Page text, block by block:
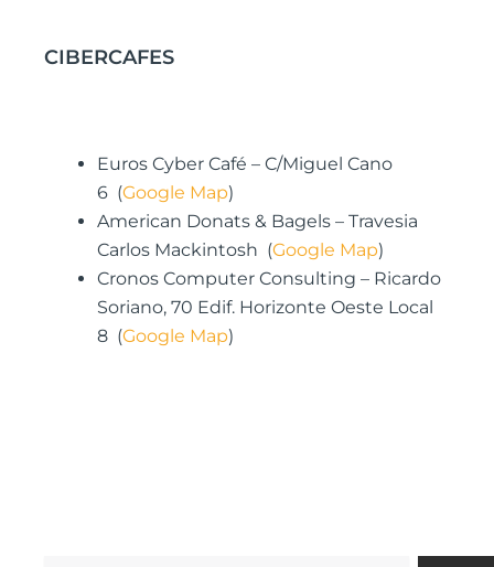
CIBERCAFES
Euros Cyber Café – C/Miguel Cano
6 (Google Map)
American Donats & Bagels – Travesia
Carlos Mackintosh (Google Map)
Cronos Computer Consulting – Ricardo
Soriano, 70 Edif. Horizonte Oeste Local
8 (Google Map)